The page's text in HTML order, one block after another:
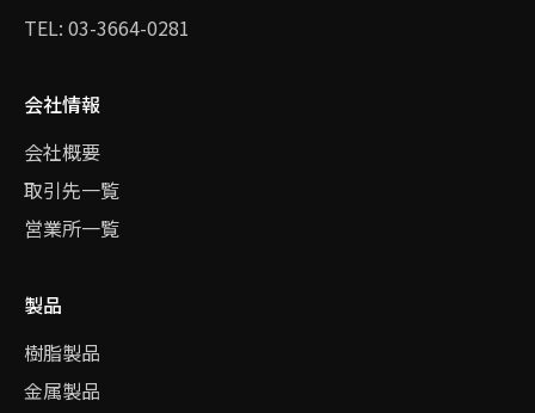
TEL: 03-3664-0281
会社情報
会社概要
取引先一覧
営業所一覧
製品
樹脂製品
金属製品